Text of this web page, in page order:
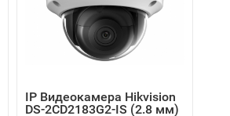
IP Видеокамера Hikvision
DS-2CD2183G2-IS (2.8 мм)